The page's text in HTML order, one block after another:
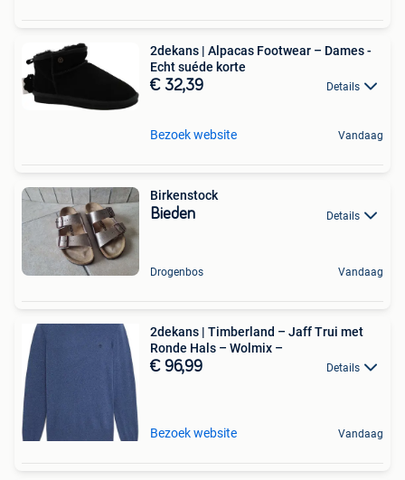
2dekans | Alpacas Footwear – Dames -
Echt suéde korte
€ 32,39 Details
Bezoek website Vandaag
Birkenstock
Bieden Details
Drogenbos Vandaag
2dekans | Timberland – Jaff Trui met
Ronde Hals – Wolmix –
€ 96,99 Details
Bezoek website Vandaag